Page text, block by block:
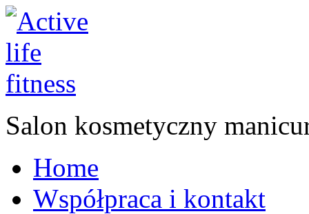
Salon kosmetyczny
Home
Współpraca i kontakt